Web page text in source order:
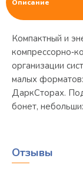
Описание
Компактный и
организации
малых
ДаркСторах.
бонет,
Отзывы